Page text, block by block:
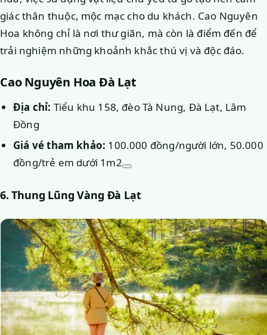
giác thân thuộc, mộc mạc cho du khách. Cao Nguyên
Hoa không chỉ là nơi thư giãn, mà còn là điểm đến để
trải nghiệm những khoảnh khắc thú vị và độc đáo.
Cao Nguyên Hoa Đà Lạt
Địa chỉ: Tiểu khu 158, đèo Tà Nung, Đà Lạt, Lâm
Đồng
Giá vé tham khảo: 100.000 đồng/người lớn, 50.000
đồng/trẻ em dưới 1m2
6. Thung Lũng Vàng Đà Lạt